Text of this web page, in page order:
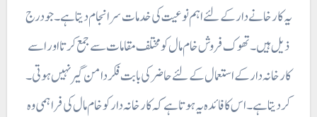
یہ کارخانے دار کے لئے اہم نوعیت کی خدمات سر انجام دیتا ہے۔ جو درج
ذیل ہیں۔ تھوک فروش خام مال کو مختلف مقامات سے جمع کرتا اور اسے
کارخانہ دار کے استعمال کے لئے حاضر کی بابت فکر دامن گیر نہیں ہوتی۔
کر دیتا ہے۔ اس کا فائدہ یہ ہوتا ہے کہ کارخانہ دار کو خام مال کی فراہمی وہ